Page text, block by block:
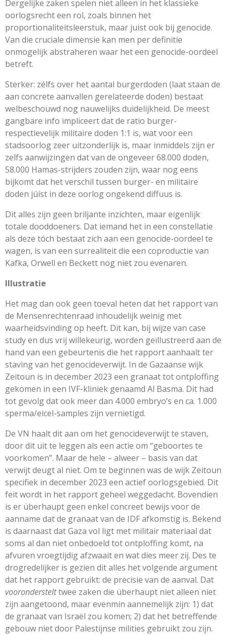
Dergelijke zaken spelen niet alleen in het klassieke
oorlogsrecht een rol, zoals binnen het
proportionaliteitsleerstuk, maar juist ook bij genocide.
Van die cruciale dimensie kan men per definitie
onmogelijk abstraheren waar het een genocide-oordeel
betreft.
Sterker: zélfs over het aantal burgerdoden (laat staan de
aan concrete aanvallen gerelateerde doden) bestaat
welbeschouwd nog nauwelijks duidelijkheid. De meest
gangbare info impliceert dat de ratio burger-
respectievelijk militaire doden 1:1 is, wat voor een
stadsoorlog zeer uitzonderlijk is, maar inmiddels zijn er
zelfs aanwijzingen dat van de ongeveer 68.000 doden,
58.000 Hamas-strijders zouden zijn, waar nog eens
bijkomt dat het verschil tussen burger- en militaire
doden júíst in deze oorlog ongekend diffuus is.
Dit alles zijn geen briljante inzichten, maar eigenlijk
totale dooddoeners. Dat iemand het in een constellatie
als deze tóch bestaat zich aan een genocide-oordeel te
wagen, is van een surrealiteit die een coproductie van
Kafka, Orwell en Beckett nog niet zou evenaren.
Illustratie
Het mag dan ook geen toeval heten dat het rapport van
de Mensenrechtenraad inhoudelijk weinig met
waarheidsvinding op heeft. Dit kan, bij wijze van case
study en dus vrij willekeurig, worden geïllustreerd aan de
hand van een gebeurtenis die het rapport aanhaalt ter
staving van het genocideverwijt. In de Gazaanse wijk
Zeitoun is in december 2023 een granaat tot ontploffing
gekomen in een IVF-kliniek genaamd Al Basma. Dit had
tot gevolg dat ook meer dan 4.000 embryo’s en ca. 1.000
sperma/eicel-samples zijn vernietigd.
De VN haalt dit aan om het genocideverwijt te staven,
door dit uit te leggen als een actie om “geboortes te
voorkomen”. Maar de hele – alweer – basis van dat
verwijt deugt al niet. Om te beginnen was de wijk Zeitoun
specifiek in december 2023 een actief oorlogsgebied. Dit
feit wordt in het rapport geheel weggedacht. Bovendien
is er überhaupt geen enkel concreet bewijs voor de
aanname dat de granaat van de IDF afkomstig is. Bekend
is daarnaast dat Gaza vol ligt met militair materiaal dat
soms al dan niet onbedoeld tot ontploffing komt, na
afvuren vroegtijdig afzwaait en wat dies meer zij. Des te
drogredelijker is gezien dit alles het volgende argument
dat het rapport gebruikt: de precisie van de aanval. Dat
vooronderstelttwee zaken die überhaupt niet alleen niet
zijn aangetoond, maar evenmin aannemelijk zijn: 1) dat
de granaat van Israël zou komen; 2) dat het betreffende
gebouw niet door Palestijnse milities gebruikt zou zijn.